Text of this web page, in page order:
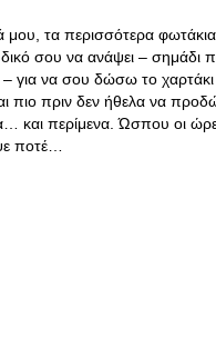
μου, τα περισσότερα
σου να ανάψει – σημάδι
– για να σου δώσω το
πιο πριν δεν ήθελα να
και περίμενα. Ώσπου οι
ποτέ…